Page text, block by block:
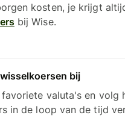
kosten, je krijgt
bij Wise.
bij
favoriete valuta's en volg
in de loop van de tijd